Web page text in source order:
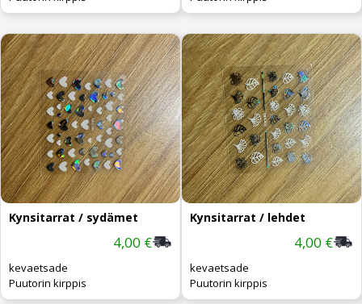
Kynsitarrat / sydämet
4,00 €
kevaetsade
Puutorin kirppis
Kynsitarrat / lehdet
4,00 €
kevaetsade
Puutorin kirppis